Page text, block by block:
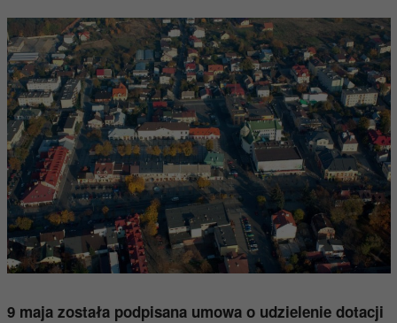
9 maja została podpisana umowa o udzielenie dotacji